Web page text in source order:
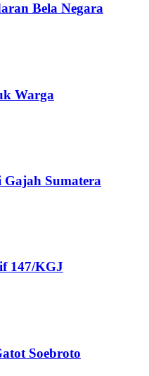
Bela Negara
Warga
Sumatera
147/KGJ
Soebroto​